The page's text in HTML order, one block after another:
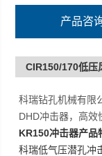
产品咨
CIR150/170低压
科瑞钻孔机械有限
DHD冲击器，高效
KR150冲击器产品
科瑞低气压潜孔冲